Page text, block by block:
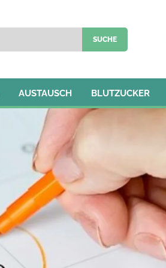
AUSTAUSCH BLUTZUCKER